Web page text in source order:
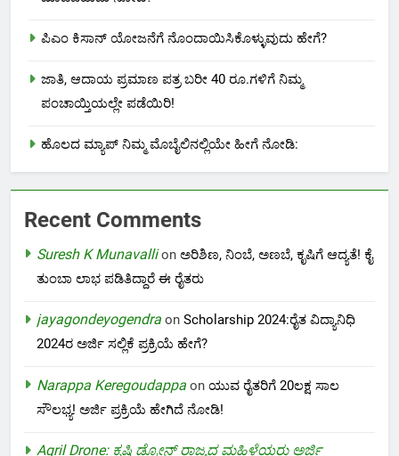
ಪಿಎಂ ಕಿಸಾನ್ ಯೋಜನೆಗೆ ನೊಂದಾಯಿಸಿಕೊಳ್ಳುವುದು ಹೇಗೆ?
ಜಾತಿ, ಆದಾಯ ಪ್ರಮಾಣ ಪತ್ರ ಬರೀ 40 ರೂ.ಗಳಿಗೆ ನಿಮ್ಮ
ಪಂಚಾಯ್ತಿಯಲ್ಲೇ ಪಡೆಯಿರಿ!
ಹೊಲದ ಮ್ಯಾಪ್ ನಿಮ್ಮ ಮೊಬೈಲಿನಲ್ಲಿಯೇ ಹೀಗೆ ನೋಡಿ:
Recent Comments
Suresh K Munavallion ಅರಿಶಿಣ, ನಿಂಬೆ, ಅಣಬೆ, ಕೃಷಿಗೆ ಆದ್ಯತೆ! ಕೈ
ತುಂಬಾ ಲಾಭ ಪಡಿತಿದ್ದಾರೆ ಈ ರೈತರು
jayagondeyogendra on Scholarship 2024:ರೈತ ವಿದ್ಯಾನಿಧಿ
2024ರ ಅರ್ಜಿ ಸಲ್ಲಿಕೆ ಪ್ರಕ್ರಿಯೆ ಹೇಗೆ?
Narappa Keregoudappa on ಯುವ ರೈತರಿಗೆ 20ಲಕ್ಷ ಸಾಲ
ಸೌಲಭ್ಯ! ಅರ್ಜಿ ಪ್ರಕ್ರಿಯೆ ಹೇಗಿದೆ ನೋಡಿ!
Agril Drone: ಕೃಷಿ ಡ್ರೋನ್ ರಾಜ್ಯದ ಮಹಿಳೆಯರು ಅರ್ಜಿ